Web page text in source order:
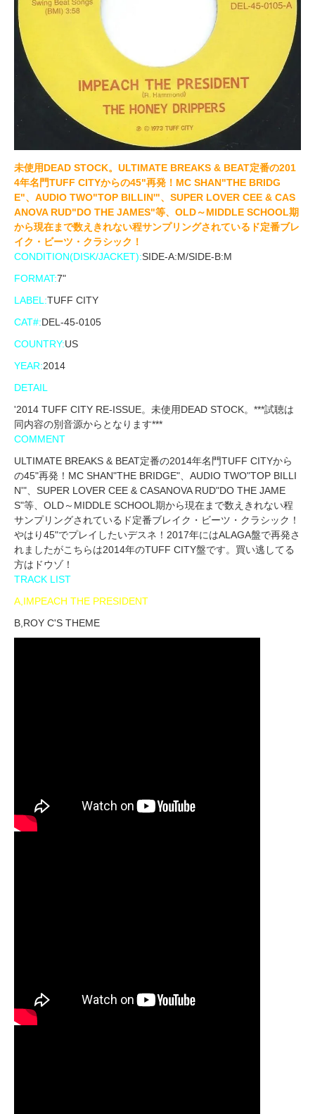
未使用DEAD STOCK。ULTIMATE BREAKS & BEAT定番の201
4年名門TUFF CITYからの45"再発！MC SHAN"THE BRIDG
E"、AUDIO TWO"TOP BILLIN'"、SUPER LOVER CEE & CAS
ANOVA RUD"DO THE JAMES"等、OLD～MIDDLE SCHOOL期
から現在まで数えきれない程サンプリングされているド定番ブレ
イク・ビーツ・クラシック！
CONDITION(DISK/JACKET):SIDE-A:M/SIDE-B:M
FORMAT:7"
LABEL:TUFF CITY
CAT#:DEL-45-0105
COUNTRY:US
YEAR:2014
DETAIL
'2014 TUFF CITY RE-ISSUE。未使用DEAD STOCK。***試聴は
同内容の別音源からとなります***
COMMENT
ULTIMATE BREAKS & BEAT定番の2014年名門TUFF CITYから
の45"再発！MC SHAN"THE BRIDGE"、AUDIO TWO"TOP BILLI
N'"、SUPER LOVER CEE & CASANOVA RUD"DO THE JAME
S"等、OLD～MIDDLE SCHOOL期から現在まで数えきれない程
サンプリングされているド定番ブレイク・ビーツ・クラシック！
やはり45"でプレイしたいデスネ！2017年にはALAGA盤で再発さ
れましたがこちらは2014年のTUFF CITY盤です。買い逃してる
方はドウゾ！
TRACK LIST
A,IMPEACH THE PRESIDENT
B,ROY C'S THEME